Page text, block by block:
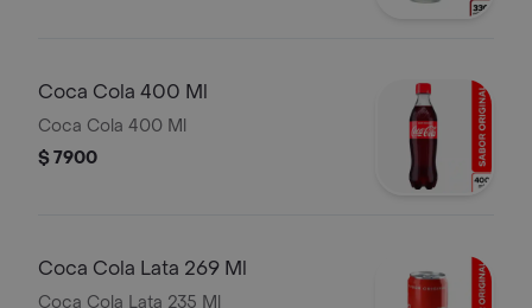
Coca Cola 400 Ml
Coca Cola 400 Ml
$ 7900
Coca Cola Lata 269 Ml
Coca Cola Lata 235 Ml